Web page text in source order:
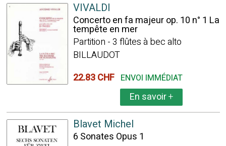
VIVALDI
Concerto en fa majeur op. 10 n° 1 La
tempête en mer
Partition - 3 flûtes à bec alto
BILLAUDOT
22.83 CHF ENVOI IMMÉDIAT
En savoir+
Blavet Michel
6 Sonates Opus 1